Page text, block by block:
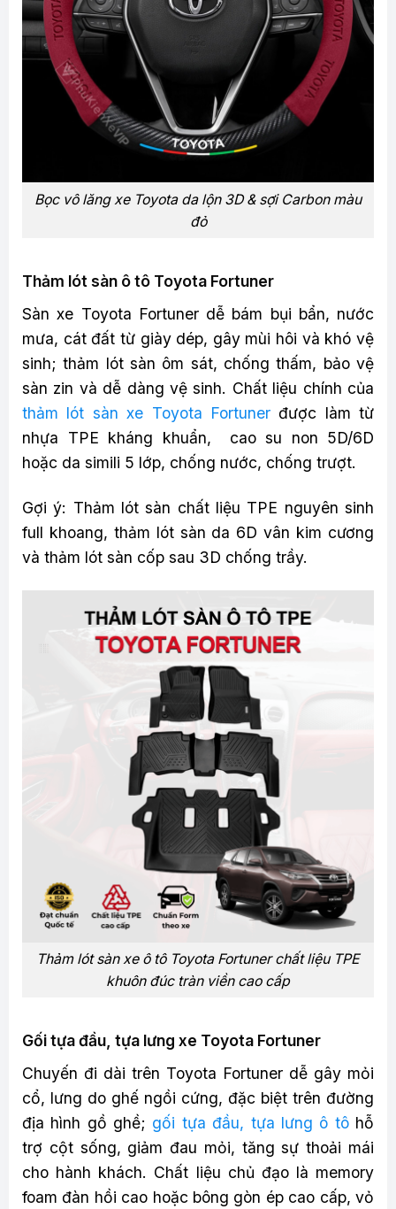
Bọc vô lăng xe Toyota da lộn 3D & sợi Carbon màu
đỏ
Thảm lót sàn ô tô Toyota Fortuner
Sàn xe Toyota Fortuner dễ bám bụi bẩn, nước
mưa, cát đất từ giày dép, gây mùi hôi và khó vệ
sinh; thảm lót sàn ôm sát, chống thấm, bảo vệ
sàn zin và dễ dàng vệ sinh. Chất liệu chính của
thảm lót sàn xe Toyota Fortunerđược làm từ
nhựa TPE kháng khuẩn, cao su non 5D/6D
hoặc da simili 5 lớp, chống nước, chống trượt.
Gợi ý: Thảm lót sàn chất liệu TPE nguyên sinh
full khoang, thảm lót sàn da 6D vân kim cương
và thảm lót sàn cốp sau 3D chống trầy.
Thảm lót sàn xe ô tô Toyota Fortuner chất liệu TPE
khuôn đúc tràn viền cao cấp
Gối tựa đầu, tựa lưng xe Toyota Fortuner
Chuyến đi dài trên Toyota Fortuner dễ gây mỏi
cổ, lưng do ghế ngồi cứng, đặc biệt trên đường
địa hình gồ ghề; gối tựa đầu, tựa lưng ô tôhỗ
trợ cột sống, giảm đau mỏi, tăng sự thoải mái
cho hành khách. Chất liệu chủ đạo là memory
foam đàn hồi cao hoặc bông gòn ép cao cấp, vỏ